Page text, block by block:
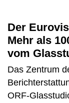
Der
Mehr als
vom
Das Zentrum
ORF-